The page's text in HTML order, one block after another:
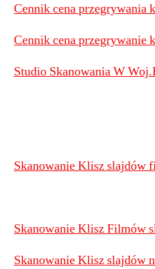
Cennik cena przegrywania
Cennik cena przegrywanie
Studio Skanowania W
Skanowanie Klisz slajdów
Skanowanie Klisz Filmów
Skanowanie Klisz slajdów